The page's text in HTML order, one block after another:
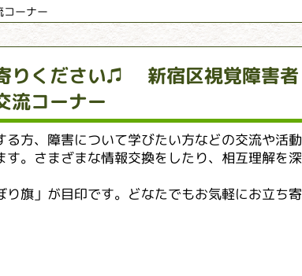
ーナー
りください♫ 新宿区視覚障害者
流コーナー
方、障害について学びたい方などの交流や活動
。さまざまな情報交換をしたり、相互理解を深
旗」が目印です。どなたでもお気軽にお立ち寄